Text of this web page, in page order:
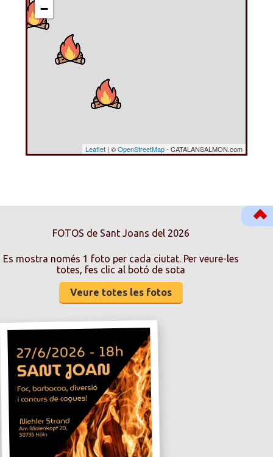
−
Leaflet | ©OpenStreetMap- CATALANSALMON.com
FOTOS de Sant Joans del 2026
Es mostra només 1 foto per cada ciutat. Per veure-les
totes, fes clic al botó de sota
Veure totes les fotos